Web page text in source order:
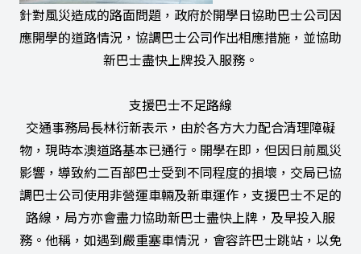
針對風災造成的路面問題，政府於開學日協助巴士公司因
應開學的道路情況，協調巴士公司作出相應措施，並協助
新巴士盡快上牌投入服務。
支援巴士不足路線
交通事務局長林衍新表示，由於各方大力配合清理障礙
物，現時本澳道路基本已通行。開學在即，但因日前風災
影響，導致約二百部巴士受到不同程度的損壞，交局已協
調巴士公司使用非營運車輛及新車運作，支援巴士不足的
路線，局方亦會盡力協助新巴士盡快上牌，及早投入服
務。他稱，如遇到嚴重塞車情況，會容許巴士跳站，以免